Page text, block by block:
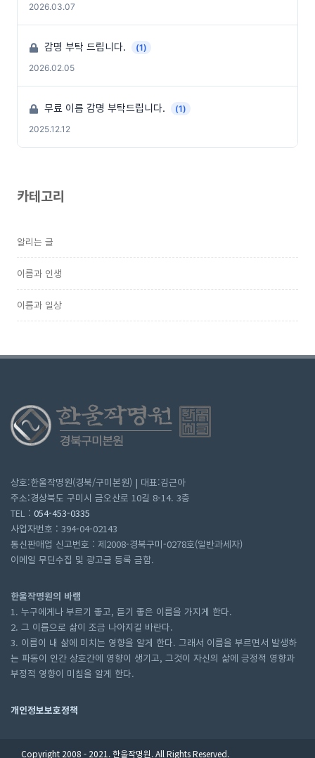
2026.03.07
감명 부탁 드립니다.
(1)
2026.02.05
무료 이름 감명 부탁드립니다.
(1)
2025.12.12
카테고리
알리는 글
이름과 인생
이름과 일상
상호:한울작명원(경북/구미본원) | 대표:김근아
주소:경상북도 구미시 금오산로 10길 8-14. 3층
TEL : 054-453-0335
사업자번호 : 394-04-02143
통신판매업 신고번호 : 제2008-경북구미-0278호(일반과세자)
이메일 무딘수집 및 광고글 등록 금함.
한울작명원의 바램
1. 누구에게나 부르기 좋고, 듣기 좋은 이름을 가지게 한다.
2. 그 이름으로 삶이 조금 나아지길 바란다.
3. 이름이 내 삶에 미치는 영향을 알게 한다. 그래서 이름을 부르면서 발생하
는 파동이 인간 상호간에 영향이 생기고, 그것이 자신의 삶에 긍정적 영향과
부정적 영향이 미침을 알게 한다.
개인정보보호정책
Copyright 2008 - 2021. 한울작명원. All Rights Reserved.